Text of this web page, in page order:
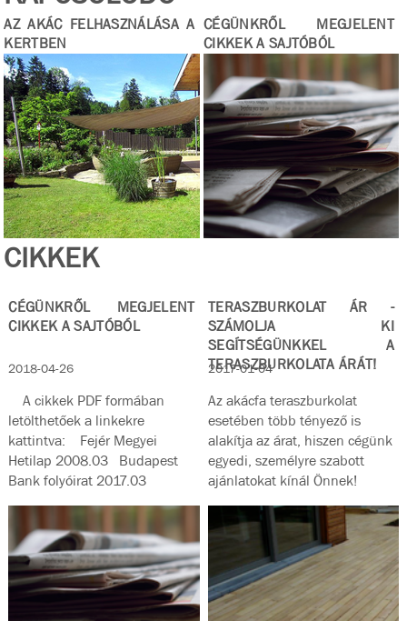
AZ AKÁC FELHASZNÁLÁSA A
KERTBEN
CÉGÜNKRŐL MEGJELENT
CIKKEK A SAJTÓBÓL
CIKKEK
CÉGÜNKRŐL MEGJELENT
CIKKEK A SAJTÓBÓL
2018-04-26
A cikkek PDF formában
letölthetőek a linkekre
kattintva: Fejér Megyei
Hetilap 2008.03 Budapest
Bank folyóirat 2017.03
TERASZBURKOLAT ÁR -
SZÁMOLJA KI
SEGÍTSÉGÜNKKEL A
TERASZBURKOLATA ÁRÁT!
2017-01-04
Az akácfa teraszburkolat
esetében több tényező is
alakítja az árat, hiszen cégünk
egyedi, személyre szabott
ajánlatokat kínál Önnek!